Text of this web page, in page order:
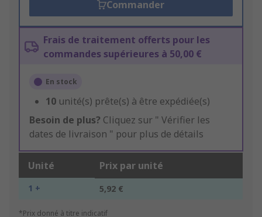
Commander
Frais de traitement offerts pour les
commandes supérieures à 50,00 €
En stock
10 unité(s) prête(s) à être expédiée(s)
Besoin de plus? Cliquez sur " Vérifier les
dates de livraison " pour plus de détails
Unité Prix par unité
1 + 5,92 €
*Prix donné à titre indicatif